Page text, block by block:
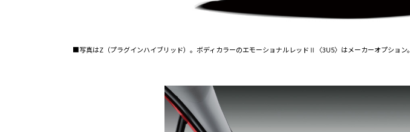
■写真はZ（プラグインハイブリッド）。ボディカラーのエモーショナルレッドⅡ〈3U5〉はメーカーオプション。